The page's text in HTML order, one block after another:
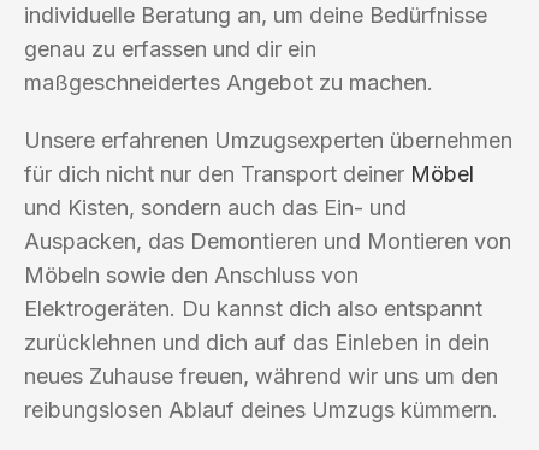
individuelle Beratung an, um deine Bedürfnisse
genau zu erfassen und dir ein
maßgeschneidertes Angebot zu machen.
Unsere erfahrenen Umzugsexperten übernehmen
für dich nicht nur den Transport deiner Möbel
und Kisten, sondern auch das Ein- und
Auspacken, das Demontieren und Montieren von
Möbeln sowie den Anschluss von
Elektrogeräten. Du kannst dich also entspannt
zurücklehnen und dich auf das Einleben in dein
neues Zuhause freuen, während wir uns um den
reibungslosen Ablauf deines Umzugs kümmern.